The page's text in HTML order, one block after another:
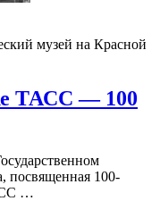
музей на Красной
ТАСС — 100
посвященная 100-
…